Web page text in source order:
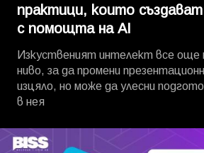
практици, които
с помощта на AI
Изкуственият интелект все още
ниво, за да промени
изцяло, но може да улесни
в нея